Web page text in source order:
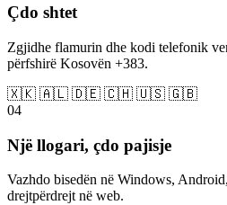
Çdo shtet
Zgjidhe flamurin dhe kodi telefonik
përfshirë Kosovën +383.
🇽🇰 🇦🇱 🇩🇪 🇨🇭 🇺🇸 🇬🇧
04
Një llogari, çdo pajisje
Vazhdo bisedën në Windows,
drejtpërdrejt në web.